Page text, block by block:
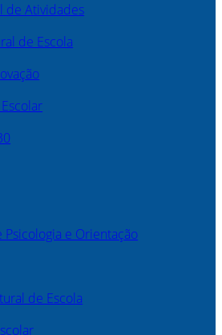
de Atividades
de Escola
Psicologia e Orientação
de Escola